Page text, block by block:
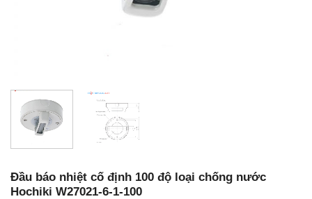
Đầu báo nhiệt cố định 100 độ loại chống nước
Hochiki W27021-6-1-100